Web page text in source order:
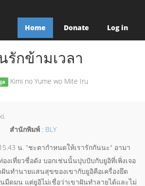
Home Donate Log in
รักข้ามเวลา
Kimi no Yume wo Mite Iru
สำนักพิมพ์ : BLY
น. "ชะตากำหนดให้เรารักกันนะ" อามา
งเที่ยวชื่อดัง บอกเช่นนั้นปุบปับกับยูอิที่เพิ่งเจอ
นทำนายแสนสุขของเขากับยูอิคือเครื่องยึด
มืดมน แต่ยูอิไม่เชื่อว่าเขาฝันทำลายได้และไม่